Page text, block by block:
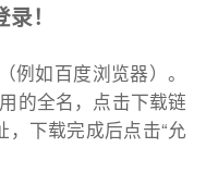
！
例如百度浏览器）。
的全名，点击下载链
，下载完成后点击“允